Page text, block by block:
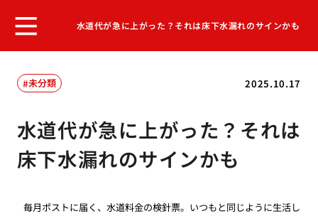
水道代が急に上がった？それは床下水漏れのサインかも
2025.10.17
未分類
水道代が急に上がった？それは
床下水漏れのサインかも
毎月ポストに届く、水道料金の検針票。いつもと同じように生活し